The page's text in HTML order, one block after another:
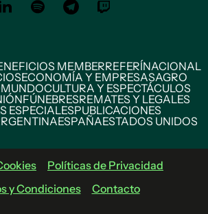
MEMBERREFERÍNACIONAL
ECONOMÍA Y EMPRESASAGRO
MUNDOCULTURA Y ESPECTÁCULOS
FÚNEBRESREMATES Y LEGALES
ESPECIALESPUBLICACIONES
ESPAÑAESTADOS UNIDOS
Políticas de Privacidad
y Condiciones
Contacto